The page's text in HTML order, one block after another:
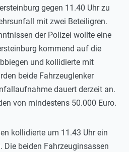
gegen 11.40 Uhr zu
mit zwei Beteiligren.
der Polizei wollte eine
kommend auf die
und kollidierte mit
beide Fahrzeuglenker
dauert derzeit an.
von mindestens 50.000 Euro.
kollidierte um 11.43 Uhr ein
Die beiden Fahrzeuginsassen